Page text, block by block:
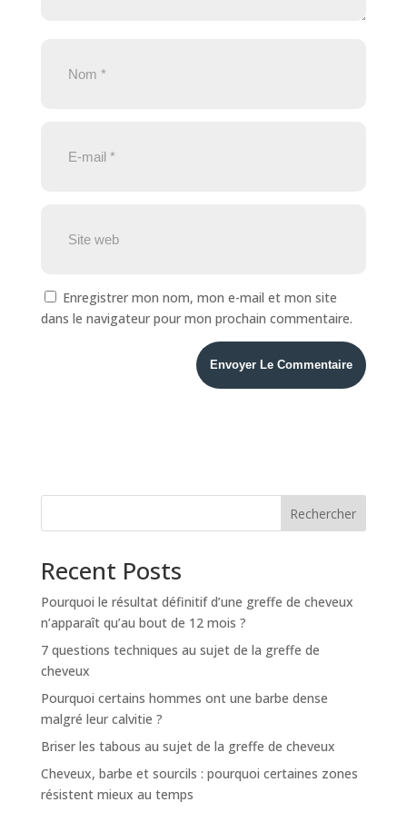
Enregistrer mon nom, mon e-mail et mon site
dans le navigateur pour mon prochain commentaire.
Rechercher
Recent Posts
Pourquoi le résultat définitif d’une greffe de cheveux
n’apparaît qu’au bout de 12 mois ?
7 questions techniques au sujet de la greffe de
cheveux
Pourquoi certains hommes ont une barbe dense
malgré leur calvitie ?
Briser les tabous au sujet de la greffe de cheveux
Cheveux, barbe et sourcils : pourquoi certaines zones
résistent mieux au temps